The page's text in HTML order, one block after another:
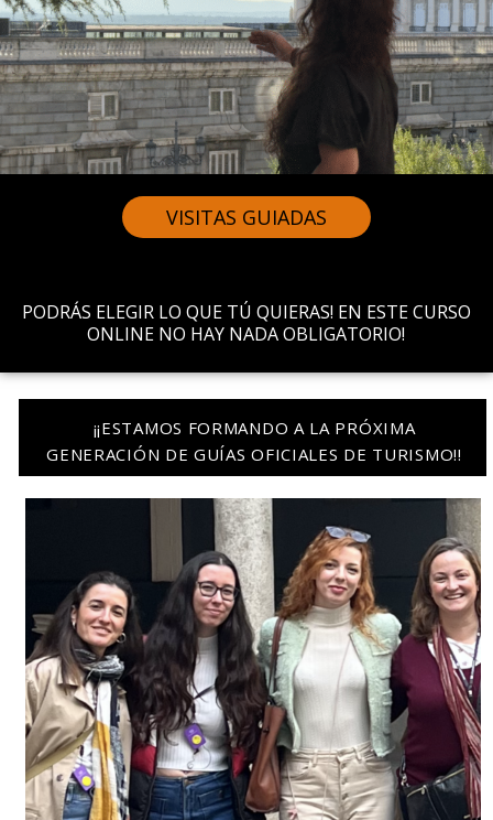
VISITAS GUIADAS
PODRÁS ELEGIR LO QUE TÚ QUIERAS! EN ESTE CURSO
ONLINE NO HAY NADA OBLIGATORIO!
¡¡ESTAMOS FORMANDO A LA PRÓXIMA
GENERACIÓN DE GUÍAS OFICIALES DE TURISMO!!